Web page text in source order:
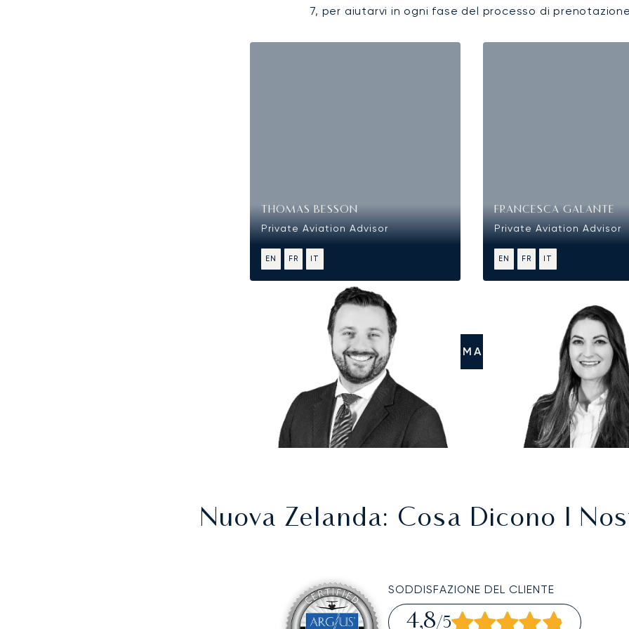
7, per aiutarvi in ogni fase del processo di
THOMAS BESSON
Private Aviation Advisor
EN FR IT
FRANCESCA GALANTE
Private Aviation Advisor
EN FR IT
CHIAMATECI
Nuova Zelanda: Cosa Dicono I
SODDISFAZIONE DEL CLIENTE
4,8/5